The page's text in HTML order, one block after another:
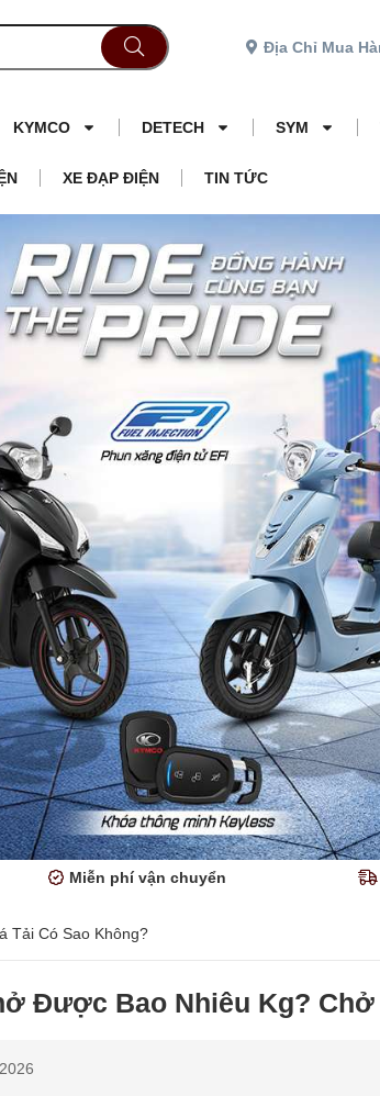
Địa Chỉ Mua
KYMCO DETECH SYM
XE ĐẠP ĐIỆN TIN TỨC
Miễn phí vận chuyển
Tải Có Sao Không?
Được Bao Nhiêu Kg? Chở